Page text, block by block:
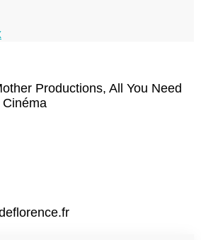
Productions, All You Need